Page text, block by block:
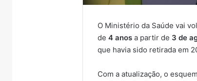
O Ministério da Saúde vai
de4 anos a partir de 3 de
que havia sido retirada em
Com a atualização, o